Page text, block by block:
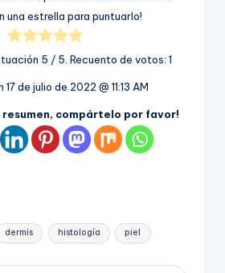
una estrella para puntuarlo!
5 / 5. Recuento de votos: 1
17 de julio de 2022 @ 11:13 AM
compártelo por favor!
dermis histología piel